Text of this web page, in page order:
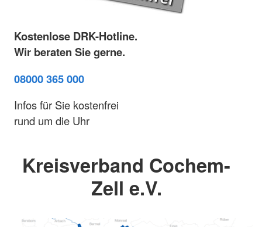
Kostenlose DRK-Hotline.
Wir beraten Sie gerne.
08000 365 000
Infos für Sie kostenfrei
rund um die Uhr
Kreisverband Cochem-
Zell e.V.